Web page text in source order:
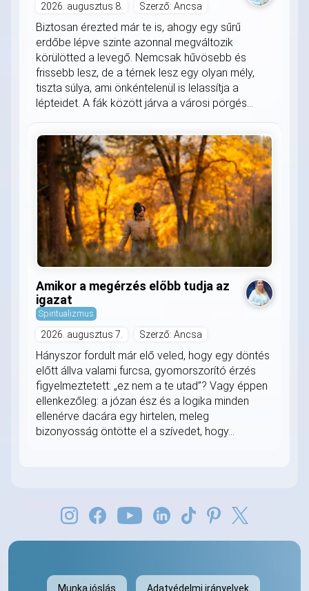
2026. augusztus 8. Szerző: Ancsa
Biztosan érezted már te is, ahogy egy sűrű
erdőbe lépve szinte azonnal megváltozik
körülötted a levegő. Nemcsak hűvösebb és
frissebb lesz, de a térnek lesz egy olyan mély,
tiszta súlya, ami önkéntelenül is lelassítja a
lépteidet. A fák között járva a városi pörgés...
Amikor a megérzés előbb tudja az
igazat
Spiritualizmus
2026. augusztus 7. Szerző: Ancsa
Hányszor fordult már elő veled, hogy egy döntés
előtt állva valami furcsa, gyomorszorító érzés
figyelmeztetett: „ez nem a te utad”? Vagy éppen
ellenkezőleg: a józan ész és a logika minden
ellenérve dacára egy hirtelen, meleg
bizonyosság öntötte el a szívedet, hogy...
Munka jóslás Adatvédelmi irányelvek